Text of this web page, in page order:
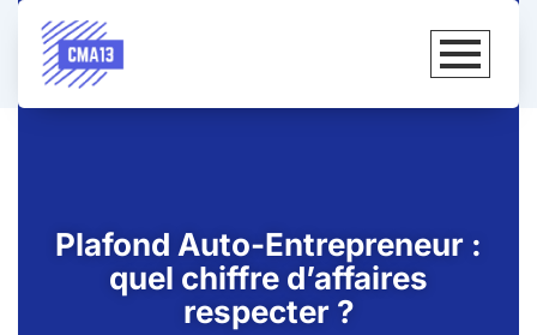
Plafond Auto-Entrepreneur :
quel chiffre d’affaires
respecter ?